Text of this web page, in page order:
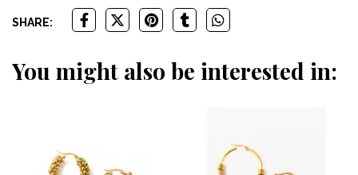
SHARE:
You might also be interested in: